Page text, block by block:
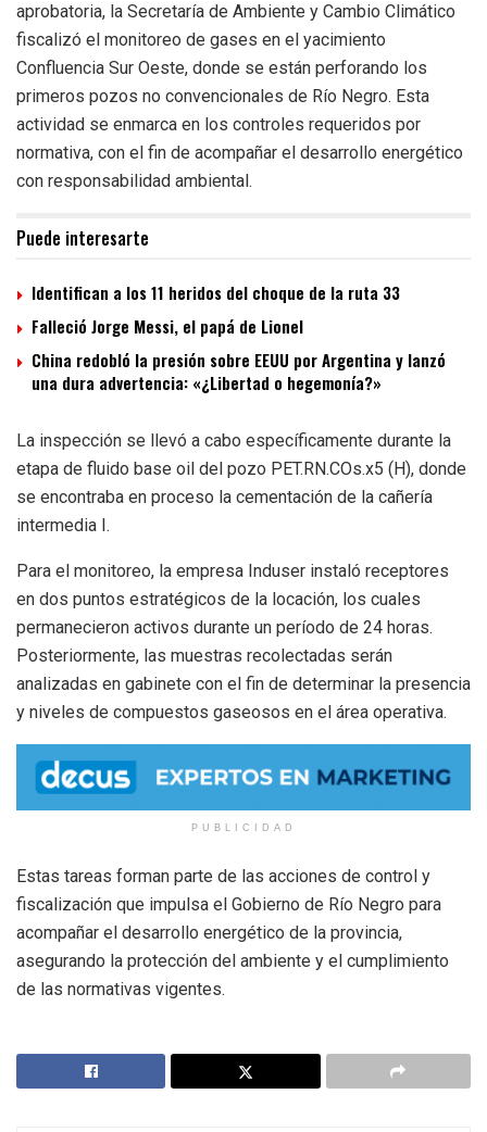
aprobatoria, la Secretaría de Ambiente y Cambio Climático
fiscalizó el monitoreo de gases en el yacimiento
Confluencia Sur Oeste, donde se están perforando los
primeros pozos no convencionales de Río Negro. Esta
actividad se enmarca en los controles requeridos por
normativa, con el fin de acompañar el desarrollo energético
con responsabilidad ambiental.
Puede interesarte
Identifican a los 11 heridos del choque de la ruta 33
Falleció Jorge Messi, el papá de Lionel
China redobló la presión sobre EEUU por Argentina y lanzó
una dura advertencia: «¿Libertad o hegemonía?»
La inspección se llevó a cabo específicamente durante la
etapa de fluido base oil del pozo PET.RN.COs.x5 (H), donde
se encontraba en proceso la cementación de la cañería
intermedia I.
Para el monitoreo, la empresa Induser instaló receptores
en dos puntos estratégicos de la locación, los cuales
permanecieron activos durante un período de 24 horas.
Posteriormente, las muestras recolectadas serán
analizadas en gabinete con el fin de determinar la presencia
y niveles de compuestos gaseosos en el área operativa.
PUBLICIDAD
Estas tareas forman parte de las acciones de control y
fiscalización que impulsa el Gobierno de Río Negro para
acompañar el desarrollo energético de la provincia,
asegurando la protección del ambiente y el cumplimiento
de las normativas vigentes.